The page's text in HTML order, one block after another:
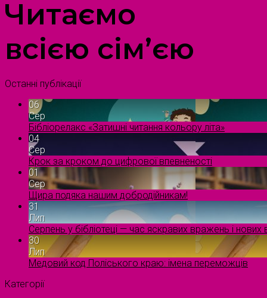
Читаємо
всією сім’єю
Останні публікації
06
Сер
Бібліорелакс «Затишні читання кольору літа»
04
Сер
Крок за кроком до цифрової впевненості
01
Сер
Щира подяка нашим добродійникам!
31
Лип
Серпень у бібліотеці — час яскравих вражень і нових
30
Лип
Медовий код Поліського краю: імена переможців
Категорії